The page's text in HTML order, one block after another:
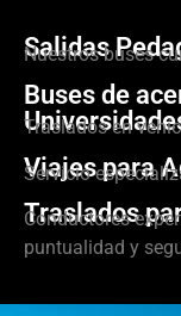
Salidas
Nuestros buses
Buses de
Traslados en
Viajes para
Servicio
Traslados
Conductores
puntualidad y